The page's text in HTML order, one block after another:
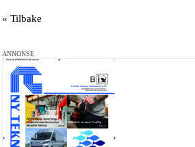
« Tilbake
ANNONSE